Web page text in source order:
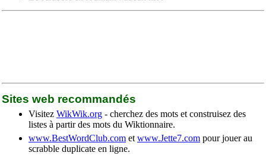
Sites web recommandés
Visitez WikWik.org - cherchez des mots et construisez des
listes à partir des mots du Wiktionnaire.
www.BestWordClub.com et www.Jette7.com pour jouer au
scrabble duplicate en ligne.